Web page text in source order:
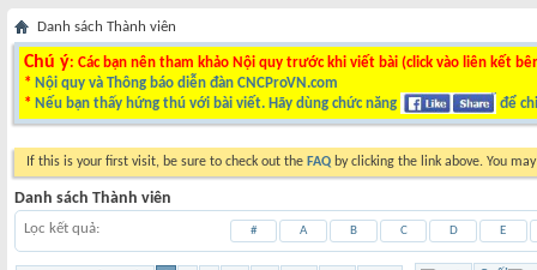
Danh sách Thành viên
Chú ý: Các bạn nên tham khảo Nội quy trước khi viết bài (click vào liên kết
* Nội quy và Thông báo diễn đàn CNCProVN.com
* Nếu bạn thấy hứng thú với bài viết. Hãy dùng chức năng để
If this is your first visit, be sure to check out the FAQ by clicking the link above. You
Danh sách Thành viên
Lọc kết quả # A B C D E